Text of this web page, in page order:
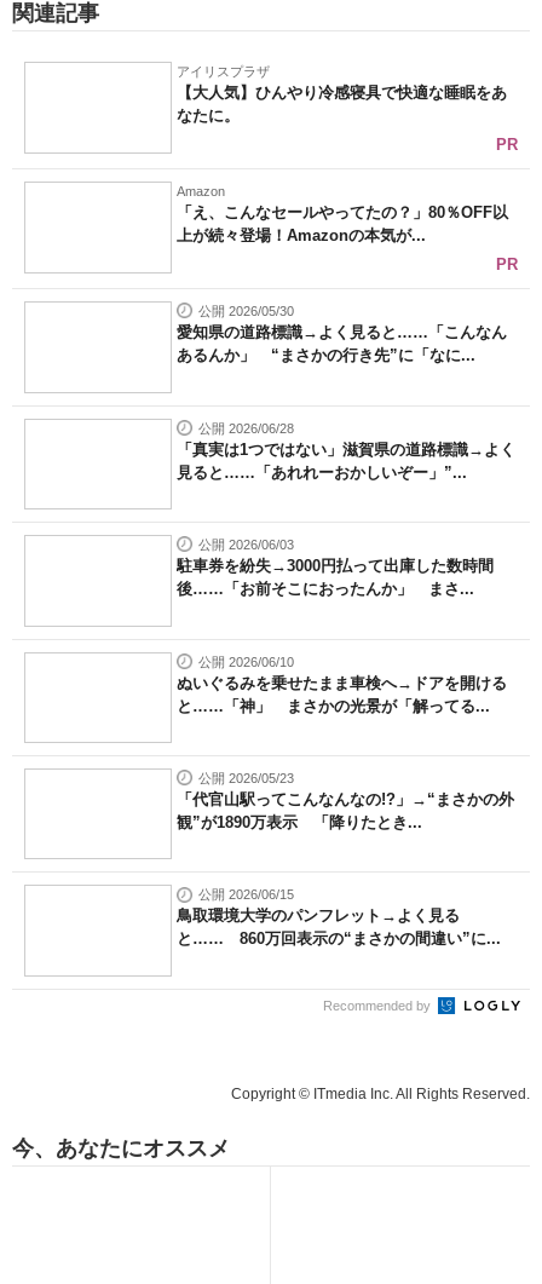
関連記事
アイリスプラザ
【大人気】ひんやり冷感寝具で快適な睡眠をあ
なたに。
PR
Amazon
「え、こんなセールやってたの？」80％OFF以
上が続々登場！Amazonの本気が...
PR
公開 2026/05/30
愛知県の道路標識→よく見ると……「こんなん
あるんか」 “まさかの行き先”に「なに...
公開 2026/06/28
「真実は1つではない」滋賀県の道路標識→よく
見ると……「あれれーおかしいぞー」”...
公開 2026/06/03
駐車券を紛失→3000円払って出庫した数時間
後……「お前そこにおったんか」 まさ...
公開 2026/06/10
ぬいぐるみを乗せたまま車検へ→ドアを開ける
と……「神」 まさかの光景が「解ってる...
公開 2026/05/23
「代官山駅ってこんなんなの!?」→“まさかの外
観”が1890万表示 「降りたとき...
公開 2026/06/15
鳥取環境大学のパンフレット→よく見る
と…… 860万回表示の“まさかの間違い”に...
Recommended by
Copyright © ITmedia Inc. All Rights Reserved.
今、あなたにオススメ